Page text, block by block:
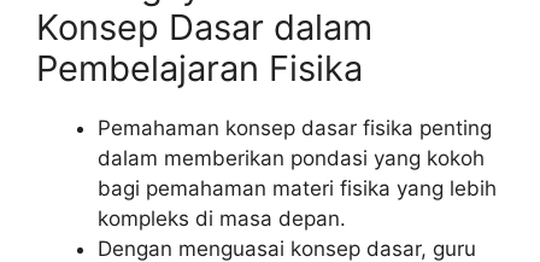
Konsep Dasar dalam
Pembelajaran Fisika
Pemahaman konsep dasar fisika penting
dalam memberikan pondasi yang kokoh
bagi pemahaman materi fisika yang lebih
kompleks di masa depan.
Dengan menguasai konsep dasar, guru